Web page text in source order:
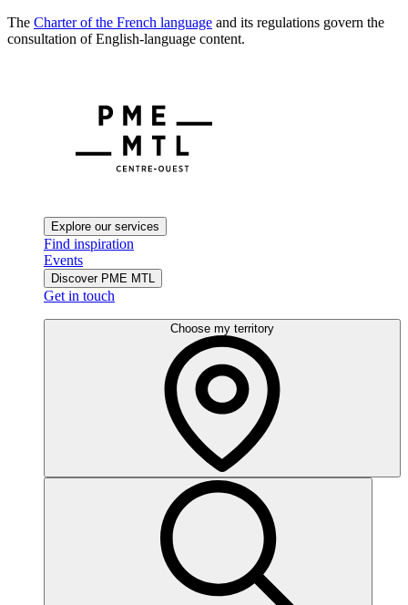
The Charter of the French language and its regulations govern the
consultation of English-language content.
Explore our services
Find inspiration
Events
Discover PME MTL
Get in touch
Choose my territory